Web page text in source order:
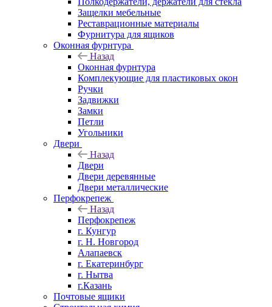
Защелки мебельные
Реставрационные материалы
Фурнитура для ящиков
Оконная фурнтура
Назад
Оконная фурнтура
Комплекующие для пластиковых окон
Ручки
Задвижки
Замки
Петли
Угольники
Двери
Назад
Двери
Двери деревянные
Двери металлические
Перфокрепеж
Назад
Перфокрепеж
г. Кунгур
г. Н. Новгород
Алапаевск
г. Екатеринбург
г. Нытва
г.Казань
Почтовые ящики